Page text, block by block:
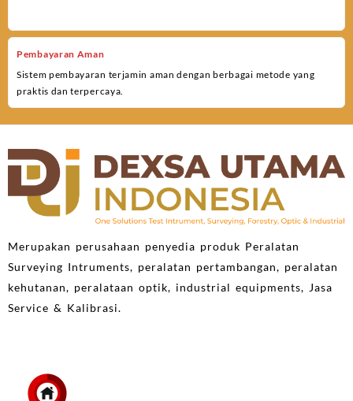
Pembayaran Aman
Sistem pembayaran terjamin aman dengan berbagai metode yang
praktis dan terpercaya.
Merupakan perusahaan penyedia produk Peralatan
Surveying Intruments, peralatan pertambangan, peralatan
kehutanan, peralataan optik, industrial equipments, Jasa
Service & Kalibrasi.